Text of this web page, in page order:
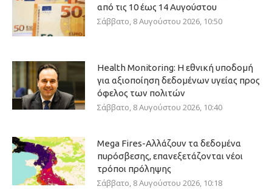
από τις 10 έως 14 Αυγούστου
Σάββατο, 8 Αυγούστου 2026, 10:50
Health Monitoring: Η εθνική υποδομή
για αξιοποίηση δεδομένων υγείας προς
όφελος των πολιτών
Σάββατο, 8 Αυγούστου 2026, 10:40
Mega Fires-Αλλάζουν τα δεδομένα
πυρόσβεσης, επανεξετάζονται νέοι
τρόποι πρόληψης
Σάββατο, 8 Αυγούστου 2026, 10:18